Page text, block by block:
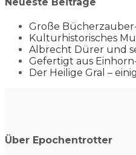
Große
Kulturhistorisches
Albrecht Dürer und
Gefertigt aus
Der Heilige Gral –
Über Epochentrotter